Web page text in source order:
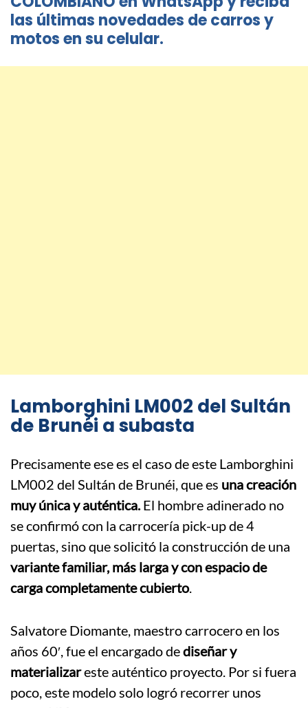
las últimas novedades de carros y
motos en su celular.
Lamborghini LM002 del Sultán
de Brunéi a subasta
Precisamente ese es el caso de este Lamborghini
LM002 del Sultán de Brunéi, que es una creación
muy única y auténtica.El hombre adinerado no
se confirmó con la carrocería pick-up de 4
puertas, sino que solicitó la construcción de una
variante familiar, más larga y con espacio de
carga completamente cubierto.
Salvatore Diomante, maestro carrocero en los
años 60′, fue el encargado dediseñar y
materializareste auténtico proyecto. Por si fuera
poco, este modelo solo logró recorrer unos